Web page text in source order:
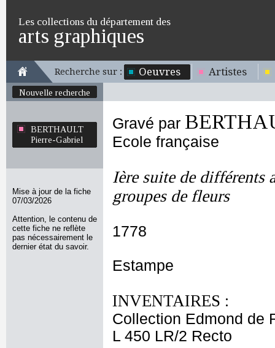
Les collections du département des
arts graphiques
Recherche sur : Oeuvres Artistes
Nouvelle recherche
BERTHAULT
Pierre-Gabriel
Mise à jour de la fiche
07/03/2026
Attention, le contenu de
cette fiche ne reflète
pas nécessairement le
dernier état du savoir.
Gravé par
Ecole française
Ière suite de différents
groupes de fleurs
1778
Estampe
INVENTAIRES :
Collection Edmond de
L 450 LR/2 Recto